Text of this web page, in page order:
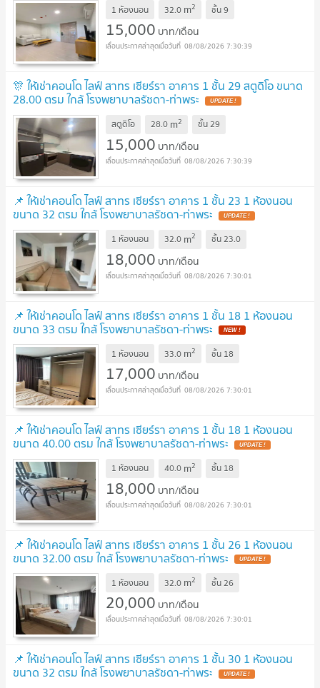
1 ห้องนอน 32.0 m2 ชั้น9
15,000 บาท/เดือน
08/08/2026 7:30:39
🎊 ให้เช่าคอนโด ไลฟ์ สาทร เซียร์รา อาคาร 1 ชั้น 29 สตูดิโอ ขนาด
28.00 ตรม ใกล้ โรงพยาบาลรัชดา-ท่าพระ
สตูดิโอ 28.0 m2 ชั้น29
15,000 บาท/เดือน
08/08/2026 7:30:39
📌 ให้เช่าคอนโด ไลฟ์ สาทร เซียร์รา อาคาร 1 ชั้น 23 1 ห้องนอน
ขนาด 32 ตรม ใกล้ โรงพยาบาลรัชดา-ท่าพระ
1 ห้องนอน 32.0 m2 ชั้น23.0
18,000 บาท/เดือน
08/08/2026 7:30:01
📌 ให้เช่าคอนโด ไลฟ์ สาทร เซียร์รา อาคาร 1 ชั้น 18 1 ห้องนอน
ขนาด 33 ตรม ใกล้ โรงพยาบาลรัชดา-ท่าพระ
1 ห้องนอน 33.0 m2 ชั้น 18
17,000 บาท/เดือน
08/08/2026 7:30:01
📌 ให้เช่าคอนโด ไลฟ์ สาทร เซียร์รา อาคาร 1 ชั้น 18 1 ห้องนอน
ขนาด 40.00 ตรม ใกล้ โรงพยาบาลรัชดา-ท่าพระ
1 ห้องนอน 40.0 m2 ชั้น 18
18,000 บาท/เดือน
08/08/2026 7:30:01
📌 ให้เช่าคอนโด ไลฟ์ สาทร เซียร์รา อาคาร 1 ชั้น 26 1 ห้องนอน
ขนาด 32.00 ตรม ใกล้ โรงพยาบาลรัชดา-ท่าพระ
1 ห้องนอน 32.0 m2 ชั้น26
20,000 บาท/เดือน
08/08/2026 7:30:01
📌 ให้เช่าคอนโด ไลฟ์ สาทร เซียร์รา อาคาร 1 ชั้น 30 1 ห้องนอน
ขนาด 32 ตรม ใกล้ โรงพยาบาลรัชดา-ท่าพระ